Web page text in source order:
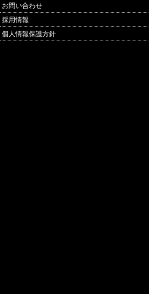
お問い合わせ
採用情報
個人情報保護方針